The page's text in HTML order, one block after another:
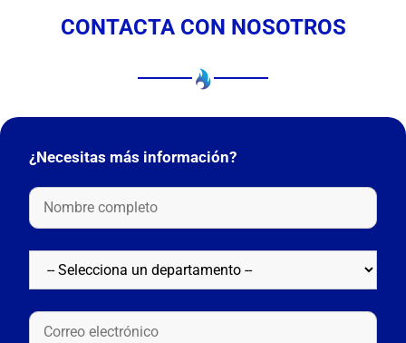
CONTACTA CON NOSOTROS
¿Necesitas más información?